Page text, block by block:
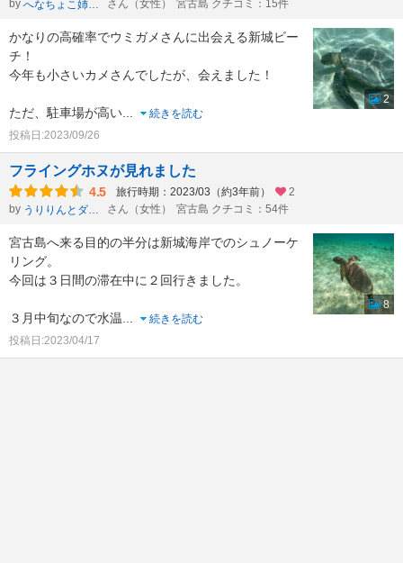
by
へなちょこ姉さん さん（女性） 宮古島 クチコミ：15件
かなりの高確率でウミガメさんに出会える新城ビー
チ！
今年も小さいカメさんでしたが、会えました！
ただ、駐車場が高い
続きを読む
投稿日:2023/09/26
2
フライングホヌが見れました
4.5 旅行時期：2023/03（約3年前）
2
by
うりりんとダンナ さん（女性） 宮古島 クチコミ：54件
宮古島へ来る目的の半分は新城海岸でのシュノーケ
リング。
今回は３日間の滞在中に２回行きました。
３月中旬なので水温
続きを読む
投稿日:2023/04/17
8